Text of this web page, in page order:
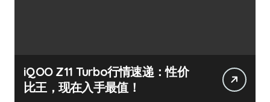
iQOO Z11 Turbo行情速递：性价
比王，现在入手最值！